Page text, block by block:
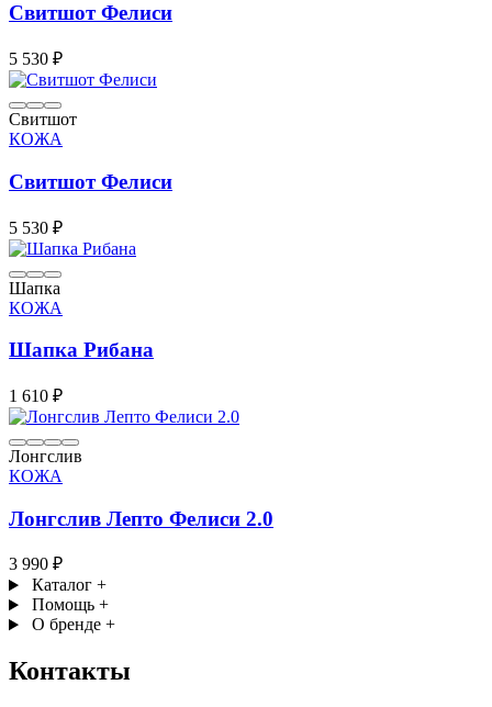
Свитшот Фелиси
5 530 ₽
Свитшот
КОЖА
Свитшот Фелиси
5 530 ₽
Шапка
КОЖА
Шапка Рибана
1 610 ₽
Лонгслив
КОЖА
Лонгслив Лепто Фелиси 2.0
3 990 ₽
Каталог +
Помощь +
О бренде +
Контакты